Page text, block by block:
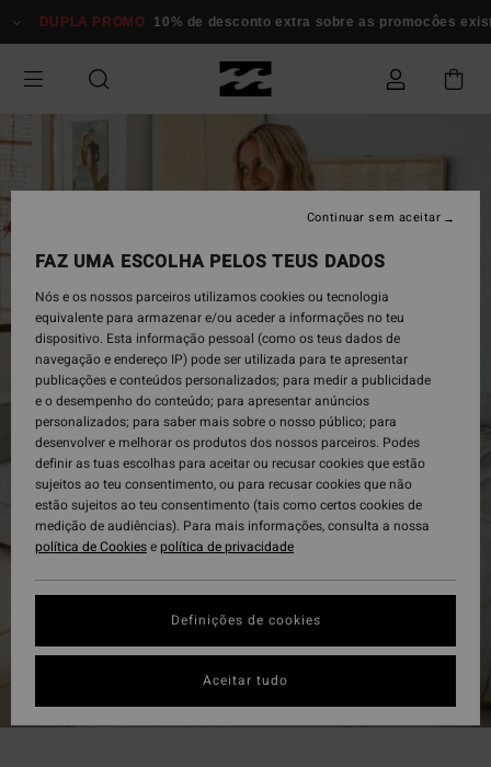
para
informação
produto
DUPLA PROMO 10% de desconto extra sobre as promocôes
FAZ UMA ESCOLHA PELOS TEUS DADOS
Nós e os nossos parceiros utilizamos cookies ou tecnologia
equivalente para armazenar e/ou aceder a informações no teu
dispositivo. Esta informação pessoal (como os teus dados de
navegação e endereço IP) pode ser utilizada para te apresentar
publicações e conteúdos personalizados; para medir a publicidade
e o desempenho do conteúdo; para apresentar anúncios
personalizados; para saber mais sobre o nosso público; para
desenvolver e melhorar os produtos dos nossos parceiros. Podes
definir as tuas escolhas para aceitar ou recusar cookies que estão
sujeitos ao teu consentimento, ou para recusar cookies que não
estão sujeitos ao teu consentimento (tais como certos cookies de
medição de audiências). Para mais informações, consulta a nossa
política de Cookiesepolítica de privacidade
Definições de cookies
Continuar sem aceitar
Aceitar tudo